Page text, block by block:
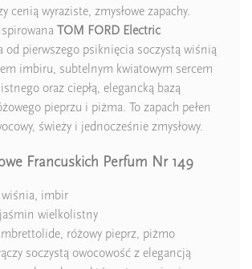
cenią wyraziste, zmysłowe zapachy.
TOM FORD Electric
od pierwszego psiknięcia soczystą wiśnią
imbiru, subtelnym kwiatowym sercem
oraz ciepłą, elegancką bazą
pieprzu i piżma. To zapach pełen
świeży i jednocześnie zmysłowy.
Francuskich Perfum Nr 149
wiśnia, imbir
jaśmin wielkolistny
różowy pieprz, piżmo
soczystą owocowość z elegancją